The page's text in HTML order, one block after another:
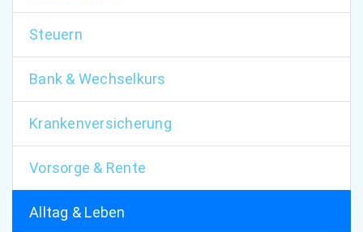
Steuern
Bank & Wechselkurs
Krankenversicherung
Vorsorge & Rente
Alltag & Leben